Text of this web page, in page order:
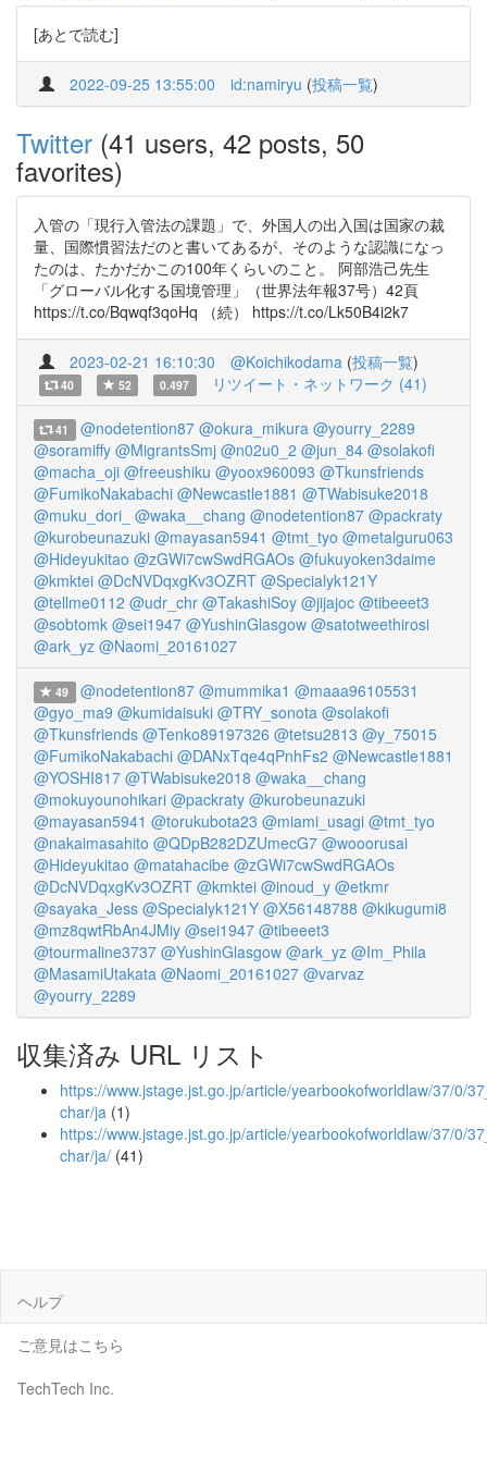
[あとで読む]
2022-09-25 13:55:00 id:namiryu (投稿一覧)
Twitter (41 users, 42 posts, 50
favorites)
入管の「現行入管法の課題」で、外国人の出入国は国家の裁
量、国際慣習法だのと書いてあるが、そのような認識になっ
たのは、たかだかこの100年くらいのこと。 阿部浩己先生
「グローバル化する国境管理」（世界法年報37号）42頁
https://t.co/Bqwqf3qoHq （続） https://t.co/Lk50B4i2k7
2023-02-21 16:10:30 @Koichikodama (投稿一覧)
40 52 0.497 リツイート・ネットワーク (41)
41 @nodetention87 @okura_mikura @yourry_2289
@soramiffy @MigrantsSmj @n02u0_2 @jun_84 @solakofi
@macha_oji @freeushiku @yoox960093 @Tkunsfriends
@FumikoNakabachi @Newcastle1881 @TWabisuke2018
@muku_dori_ @waka__chang @nodetention87 @packraty
@kurobeunazuki @mayasan5941 @tmt_tyo @metalguru063
@Hideyukitao @zGWi7cwSwdRGAOs @fukuyoken3daime
@kmktei @DcNVDqxgKv3OZRT @Specialyk121Y
@tellme0112 @udr_chr @TakashiSoy @jijajoc @tibeeet3
@sobtomk @sei1947 @YushinGlasgow @satotweethirosi
@ark_yz @Naomi_20161027
49 @nodetention87 @mummika1 @maaa96105531
@gyo_ma9 @kumidaisuki @TRY_sonota @solakofi
@Tkunsfriends @Tenko89197326 @tetsu2813 @y_75015
@FumikoNakabachi @DANxTqe4qPnhFs2 @Newcastle1881
@YOSHI817 @TWabisuke2018 @waka__chang
@mokuyounohikari @packraty @kurobeunazuki
@mayasan5941 @torukubota23 @miami_usagi @tmt_tyo
@nakaimasahito @QDpB282DZUmecG7 @wooorusai
@Hideyukitao @matahacibe @zGWi7cwSwdRGAOs
@DcNVDqxgKv3OZRT @kmktei @inoud_y @etkmr
@sayaka_Jess @Specialyk121Y @X56148788 @kikugumi8
@mz8qwtRbAn4JMiy @sei1947 @tibeeet3
@tourmaline3737 @YushinGlasgow @ark_yz @Im_Phila
@MasamiUtakata @Naomi_20161027 @varvaz
@yourry_2289
収集済み URL リスト
https://www.jstage.jst.go.jp/article/yearbookofworldlaw/37/0/
char/ja (1)
https://www.jstage.jst.go.jp/article/yearbookofworldlaw/37/0/
char/ja/ (41)
ヘルプ
ご意見はこちら
TechTech Inc.